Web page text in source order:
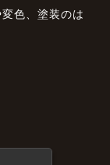
色、塗装のは